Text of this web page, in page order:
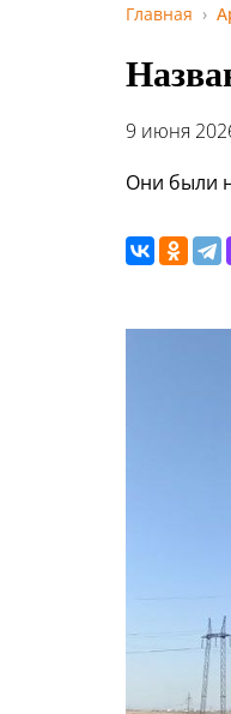
Главная
9 июня
Они были